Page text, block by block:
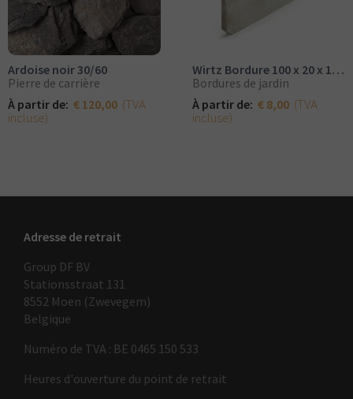
Ardoise noir 30/60
Pierre de carrière
À partir de: € 120,00 (TVA
incluse)
Wirtz Bordure 100 x 20 x 1cm
Bordures de jardin
À partir de: € 8,00 (TVA
incluse)
Adresse de retrait
Group DF BV
Stationsstraat 131
8552 Moen (Zwevegem)
Belgique
Numéro de TVA : BE 0465 150 533
Heures d'ouverture du point de retrait